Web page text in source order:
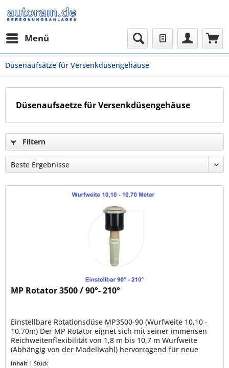
Menü
Düsenaufsätze für Versenkdüsengehäuse
Düsenaufsaetze für Versenkdüsengehäuse
Filtern
MP Rotator 3500 / 90°- 210°
Einstellbare Rotationsdüse MP3500-90 (Wurfweite 10,10 -
10,70m) Der MP Rotator eignet sich mit seiner immensen
Reichweitenflexibilität von 1,8 m bis 10,7 m Wurfweite
(Abhängig von der Modellwahl) hervorragend für neue
Inhalt 1 Stück